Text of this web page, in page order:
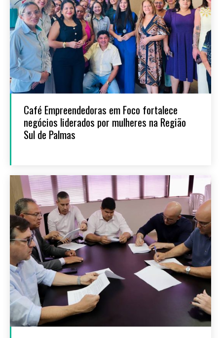
Café Empreendedoras em Foco fortalece
negócios liderados por mulheres na Região
Sul de Palmas